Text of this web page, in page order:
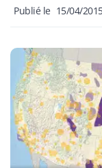
Publié le 15/04/